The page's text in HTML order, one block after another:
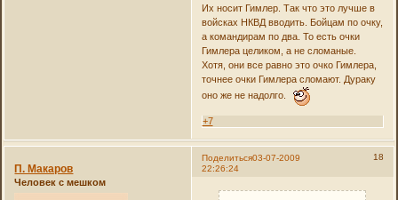
Их носит Гимлер. Так что это лучше в
войсках НКВД вводить. Бойцам по очку,
а командирам по два. То есть очки
Гимлера целиком, а не сломаные.
Хотя, они все равно это очко Гимлера,
точнее очки Гимлера сломают. Дураку
оно же не надолго.
+7
Поделиться 18
03-07-2009
22:26:24
П. Макаров
Человек с мешком